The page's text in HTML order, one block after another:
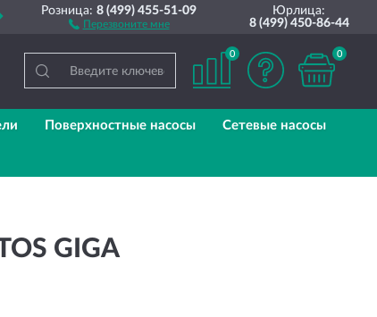
ДОСТАВИМ ПО ВСЕЙ РОССИИ
Розница:8 (499) 455-51-09
Перезвоните мне
Юрлица:
8 (499) 450-86-44
0 0
Поверхностные насосы Сетевые насосы
GIGA